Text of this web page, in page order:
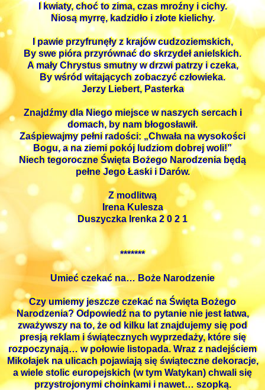
I kwiaty, choć to zima, czas mroźny i cichy.
Niosą myrrę, kadzidło i złote kielichy.
I pawie przyfrunęły z krajów cudzoziemskich,
By swe pióra przyrównać do skrzydeł anielskich.
A mały Chrystus smutny w drzwi patrzy i czeka,
By wśród witających zobaczyć człowieka.
Jerzy Liebert, Pasterka
Znajdźmy dla Niego miejsce w naszych sercach i
domach, by nam błogosławił.
Zaśpiewajmy pełni radości: „Chwała na wysokości
Bogu, a na ziemi pokój ludziom dobrej woli!”
Niech tegoroczne Święta Bożego Narodzenia będą
pełne Jego Łaski i Darów.
Z modlitwą
Irena Kulesza
Duszyczka Irenka 2 0 2 1
*******
Umieć czekać na… Boże Narodzenie
Czy umiemy jeszcze czekać na Święta Bożego
Narodzenia? Odpowiedź na to pytanie nie jest łatwa,
zważywszy na to, że od kilku lat znajdujemy się pod
presją reklam i świątecznych wyprzedaży, które się
rozpoczynają… w połowie listopada. Wraz z nadejściem
Mikołajek na ulicach pojawiają się świąteczne dekoracje,
a wiele stolic europejskich (w tym Watykan) chwali się
przystrojonymi choinkami i nawet… szopką.